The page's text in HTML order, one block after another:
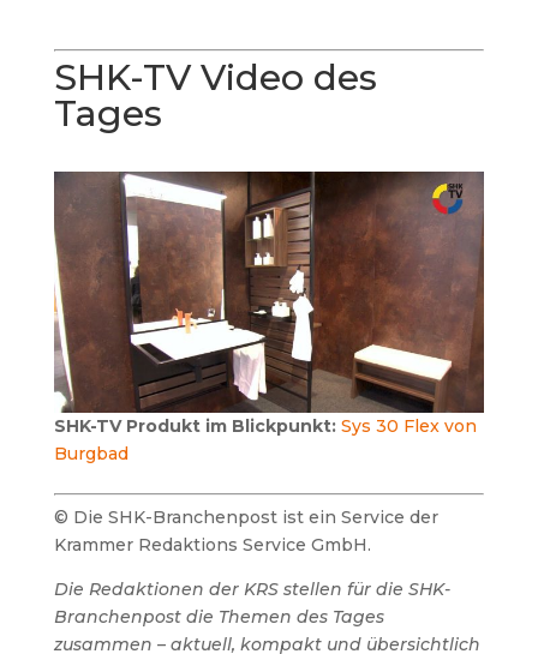
SHK-TV Video des
Tages
SHK-TV Produkt im Blickpunkt: Sys 30 Flex von
Burgbad
© Die SHK-Branchenpost ist ein Service der
Krammer Redaktions Service GmbH.
Die Redaktionen der KRS stellen für die SHK-
Branchenpost die Themen des Tages
zusammen – aktuell, kompakt und übersichtlich